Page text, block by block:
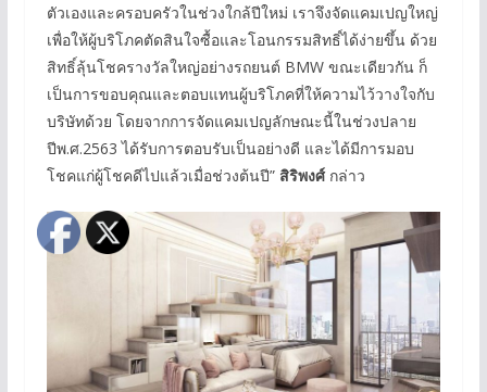
ตัวเองและครอบครัวในช่วงใกล้ปีใหม่ เราจึงจัดแคมเปญใหญ่
เพื่อให้ผู้บริโภคตัดสินใจซื้อและโอนกรรมสิทธิ์ได้ง่ายขึ้น ด้วย
สิทธิ์ลุ้นโชครางวัลใหญ่อย่างรถยนต์ BMW ขณะเดียวกัน ก็
เป็นการขอบคุณและตอบแทนผู้บริโภคที่ให้ความไว้วางใจกับ
บริษัทด้วย โดยจากการจัดแคมเปญลักษณะนี้ในช่วงปลาย
ปีพ.ศ.2563 ได้รับการตอบรับเป็นอย่างดี และได้มีการมอบ
โชคแก่ผู้โชคดีไปแล้วเมื่อช่วงต้นปี” สิริพงศ์กล่าว